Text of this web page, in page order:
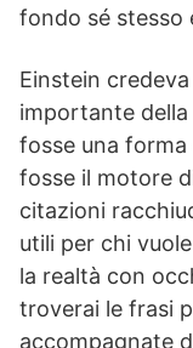
fondo sé stesso
Einstein
importante
fosse una forma
fosse il motore
citazioni
utili per chi
la realtà con
troverai le frasi
accompagnate